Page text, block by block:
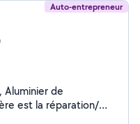
Auto-entrepreneur
est la réparation/